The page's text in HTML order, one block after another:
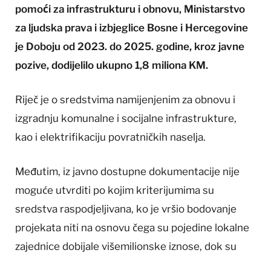
pomoći za infrastrukturu i obnovu, Ministarstvo
za ljudska prava i izbjeglice Bosne i Hercegovine
je Doboju od 2023. do 2025. godine, kroz javne
pozive, dodijelilo ukupno 1,8 miliona KM.
Riječ je o sredstvima namijenjenim za obnovu i
izgradnju komunalne i socijalne infrastrukture,
kao i elektrifikaciju povratničkih naselja.
Međutim, iz javno dostupne dokumentacije nije
moguće utvrditi po kojim kriterijumima su
sredstva raspodjeljivana, ko je vršio bodovanje
projekata niti na osnovu čega su pojedine lokalne
zajednice dobijale višemilionske iznose, dok su